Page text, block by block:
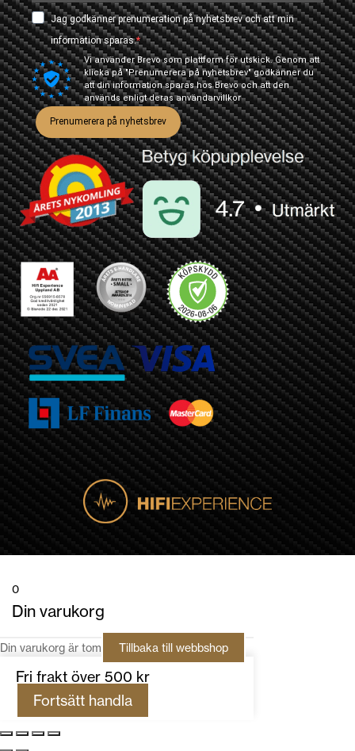
Jag godkänner prenumeration på nyhetsbrev och att min
information sparas.
Vi använder Brevo som plattform för utskick. Genom att
klicka på "Prenumerera på nyhetsbrev" godkänner du
att din information sparas hos Brevo och att den
används enligt derasanvändarvillkor
Prenumerera på nyhetsbrev
0
Din varukorg
Din varukorg är tom Tillbaka till webbshop
Fri frakt över 500 kr
Fortsätt handla